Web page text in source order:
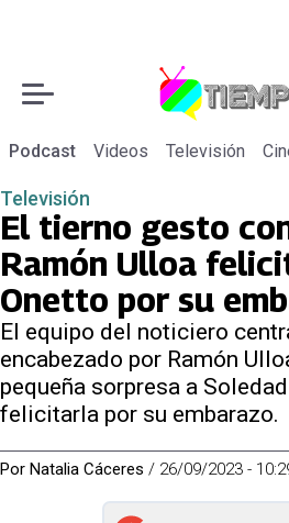
Podcast Videos Televisión
Televisión
El tierno gesto
Ramón Ulloa
Onetto por su
El equipo del noticiero
encabezado por Ramón
pequeña sorpresa a
felicitarla por su embarazo.
Por Natalia Cáceres / 26/09/2023 -